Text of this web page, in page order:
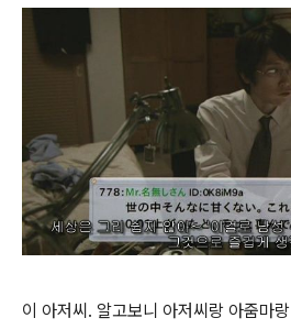
이 아저씨. 알고보니 아저씨랑 아줌마